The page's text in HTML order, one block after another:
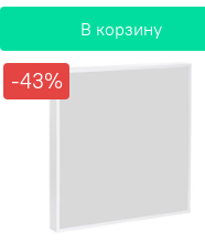
В корзину
-43%